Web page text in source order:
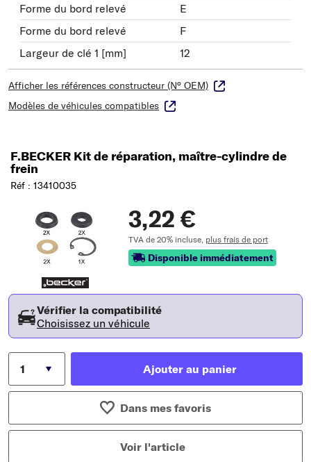
Forme du bord relevé
E
Forme du bord relevé
F
Largeur de clé 1 [mm]
12
Afficher les références constructeur (N° OEM)
Modèles de véhicules compatibles
F.BECKER Kit de réparation, maître-cylindre de
frein
Réf : 13410035
3,22 €
TVA de 20% incluse, plus frais de port
Disponible immédiatement
Vérifier la compatibilité
Choisissez un véhicule
Ajouter au panier
Dans mes favoris
Voir l'article